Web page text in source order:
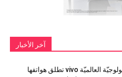
آخر الأخبار
العلامة التّكنولوجيّة العالميّة vivo تطلق هواتفها